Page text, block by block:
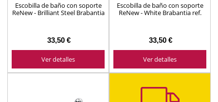
Escobilla de baño con soporte
ReNew - Brilliant Steel Brabantia
33,50 €
Ver detalles
Escobilla de baño con soporte
ReNew - White Brabantia ref.
33,50 €
Ver detalles